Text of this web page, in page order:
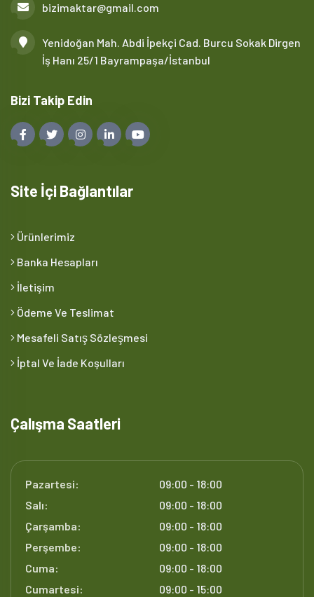
bizimaktar@gmail.com
Yenidoğan Mah. Abdi İpekçi Cad. Burcu Sokak Dirgen
İş Hanı 25/1 Bayrampaşa/İstanbul
Bizi Takip Edin
Site İçi Bağlantılar
Ürünlerimiz
Banka Hesapları
İletişim
Ödeme Ve Teslimat
Mesafeli Satış Sözleşmesi
İptal Ve İade Koşulları
Çalışma Saatleri
Pazartesi:
09:00 - 18:00
Salı:
09:00 - 18:00
Çarşamba:
09:00 - 18:00
Perşembe:
09:00 - 18:00
Cuma:
09:00 - 18:00
Cumartesi:
09:00 - 15:00